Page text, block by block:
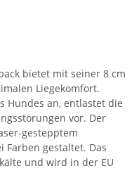
bietet mit seiner 8 cm
Liegekomfort.
Hundes an, entlastet die
vor. Der
gestepptem
gestaltet. Das
und wird in der EU